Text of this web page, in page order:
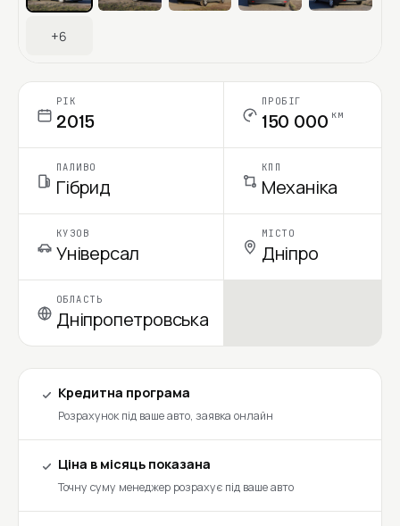
+6
РІК
2015
ПРОБІГ
150 000 км
ПАЛИВО
Гібрид
КПП
Механіка
КУЗОВ
Універсал
МІСТО
Дніпро
ОБЛАСТЬ
Дніпропетровська
Кредитна програма
Розрахунок під ваше авто, заявка онлайн
Ціна в місяць показана
Точну суму менеджер розрахує під ваше авто